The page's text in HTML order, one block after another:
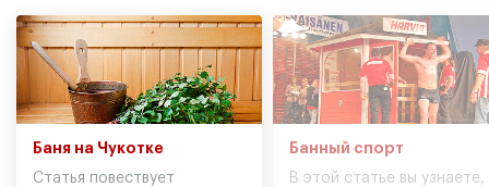
Баня на Чукотке
Статья повествует
Банный спорт
В этой статье вы узнаете,